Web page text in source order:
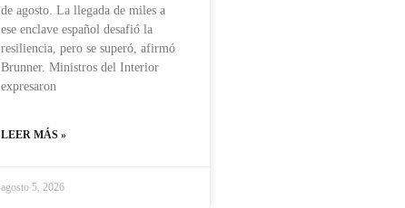
de agosto. La llegada de miles a
ese enclave español desafió la
resiliencia, pero se superó, afirmó
Brunner. Ministros del Interior
expresaron
LEER MÁS »
agosto 5, 2026